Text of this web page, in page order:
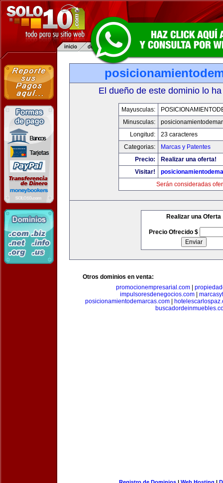
El dueño de este dominio lo
Mayusculas:
Minusculas:
Longitud:
23 caracteres
Categorias:
Marcas y Patentes
Precio:
Realizar una oferta!
Visitar!
Serán consideradas
Realizar una Oferta
Precio Ofrecido $
Otros dominios en venta:
promocionempresarial.com|
impulsoresdenegocios.com|
posicionamientodemarcas.com|